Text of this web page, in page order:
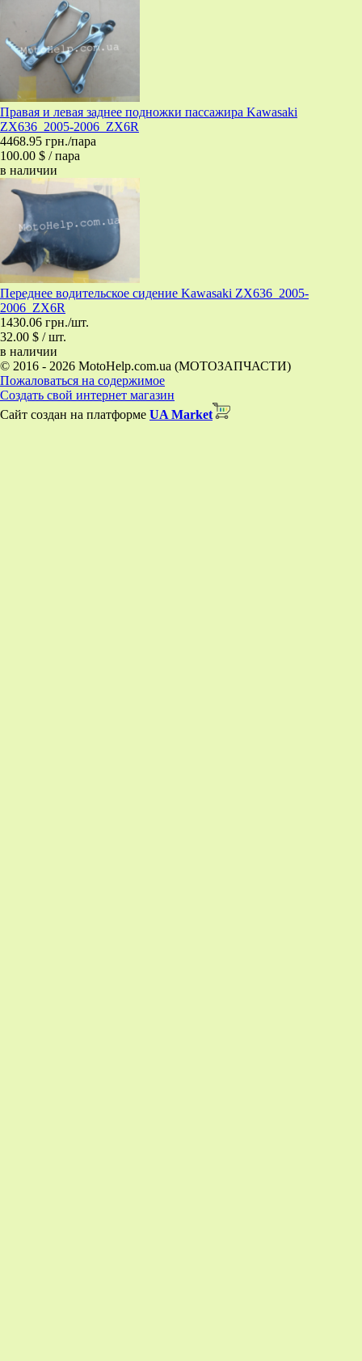
Правая и левая заднее подножки пассажира Kawasaki
ZX636_2005-2006_ZX6R
4468.95 грн./пара
100.00 $ / пара
в наличии
Переднее водительское сидение Kawasaki ZX636_2005-
2006_ZX6R
1430.06 грн./шт.
32.00 $ / шт.
в наличии
© 2016 - 2026 MotoHelp.com.ua (МОТОЗАПЧАСТИ)
Пожаловаться на содержимое
Создать свой интернет магазин
Сайт создан на платформе UA Market